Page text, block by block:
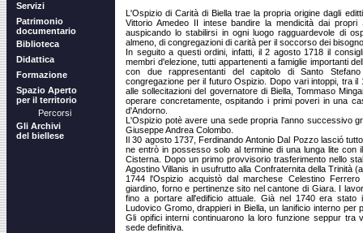
Servizi
Patrimonio
documentario
Biblioteca
Didattica
Formazione
Spazio Aperto
per il territorio
Percorsi
Gli Archivi
del biellese
L'Ospizio di Carità di Biella trae la propria origine dagli
Vittorio Amedeo II intese bandire la mendicità dai propri
auspicando lo stabilirsi in ogni luogo ragguardevole di
almeno, di congregazioni di carità per il soccorso dei
In seguito a questi ordini, infatti, il 2 agosto 1718 il
membri d'elezione, tutti appartenenti a famiglie importanti
con due rappresentanti del capitolo di Santo
congregazione per il futuro Ospizio. Dopo vari intoppi, tra
alle sollecitazioni del governatore di Biella, Tommaso
operare concretamente, ospitando i primi poveri in una
d'Andorno.
L'Ospizio potè avere una sede propria l'anno successivo
Giuseppe Andrea Colombo.
Il 30 agosto 1737, Ferdinando Antonio Dal Pozzo lasció
ne entrò in possesso solo al termine di una lunga lite con
Cisterna. Dopo un primo provvisorio trasferimento nello
Agostino Villanis in usufrutto alla Confraternita della Trinità
1744 l'Ospizio acquistò dal marchese Celestino
giardino, forno e pertinenze sito nel cantone di Giara. I
fino a portare all'edificio attuale. Già nel 1740 era stato
Ludovico Gromo, drappieri in Biella, un lanificio interno per
Gli opifici interni continuarono la loro funzione seppur tra
sede definitiva.